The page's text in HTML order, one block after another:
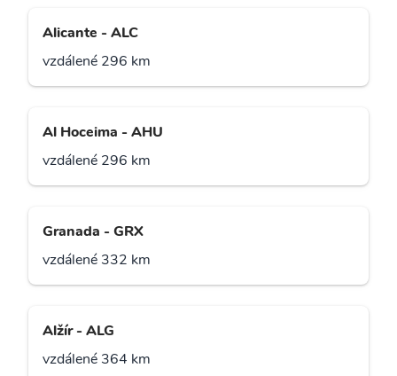
Alicante - ALC
vzdálené 296 km
Al Hoceima - AHU
vzdálené 296 km
Granada - GRX
vzdálené 332 km
Alžír - ALG
vzdálené 364 km